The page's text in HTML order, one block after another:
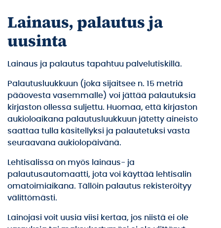
Lainaus, palautus ja
uusinta
Lainaus ja palautus tapahtuu palvelutiskillä.
Palautusluukkuun (joka sijaitsee n. 15 metriä
pääovesta vasemmalle) voi jättää palautuksia
kirjaston ollessa suljettu. Huomaa, että kirjaston
aukioloaikana palautusluukkuun jätetty aineisto
saattaa tulla käsitellyksi ja palautetuksi vasta
seuraavana aukiolopäivänä.
Lehtisalissa on myös lainaus- ja
palautusautomaatti, jota voi käyttää lehtisalin
omatoimiaikana. Tällöin palautus rekisteröityy
välittömästi.
Lainojasi voit uusia viisi kertaa, jos niistä ei ole